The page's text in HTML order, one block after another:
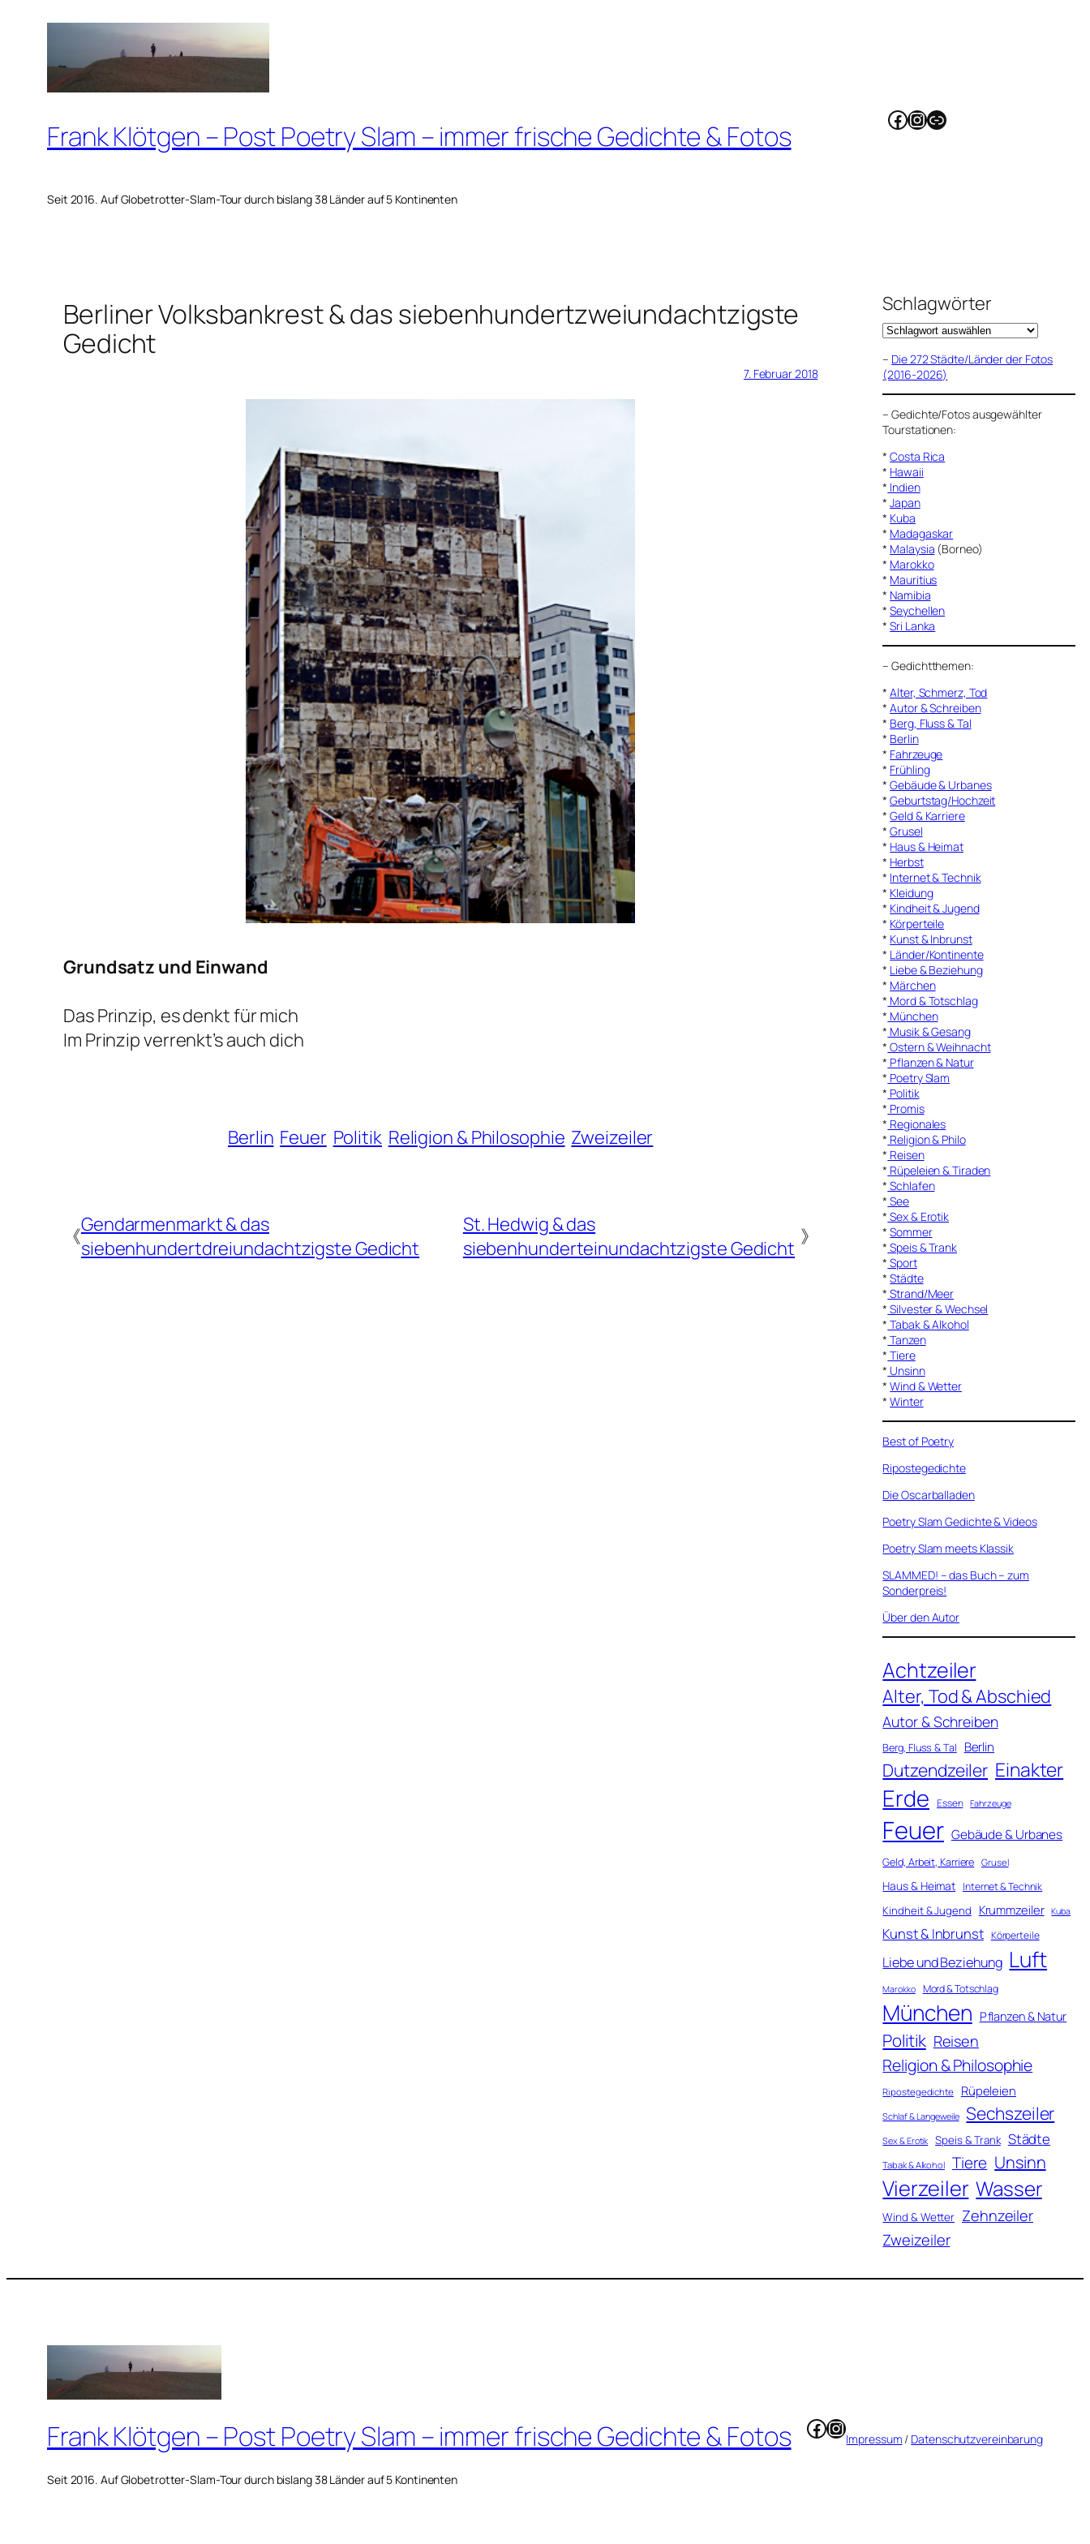
springen
Frank Klötgen – Post Poetry Slam – immer frische Gedichte & Fotos
Seit 2016. Auf Globetrotter-Slam-Tour durch bislang 38 Länder auf 5 Kontinenten
Facebook
Instagram
Link
Berliner Volksbankrest & das siebenhundertzweiundachtzigste
Gedicht
7. Februar 2018
Grundsatz und Einwand
Das Prinzip, es denkt für mich
Im Prinzip verrenkt’s auch dich
Berlin Feuer Politik Religion & Philosophie Zweizeiler
《Gendarmenmarkt & das
siebenhundertdreiundachtzigste Gedicht
St. Hedwig & das
siebenhunderteinundachtzigste Gedicht 》
Schlagwörter
– Die 272 Städte/Länder der Fotos
(2016-2026)
–Gedichte/Fotos ausgewählter
Tourstationen:
*Costa Rica
* Hawaii
* Indien
*Japan
* Kuba
* Madagaskar
* Malaysia (Borneo)
* Marokko
* Mauritius
* Namibia
*Seychellen
*Sri Lanka
–Gedichtthemen:
*Alter, Schmerz, Tod
*Autor & Schreiben
* Berg, Fluss & Tal
* Berlin
* Fahrzeuge
* Frühling
*Gebäude & Urbanes
*Geburtstag/Hochzeit
*Geld & Karriere
*Grusel
* Haus & Heimat
* Herbst
* Internet & Technik
* Kleidung
* Kindheit & Jugend
* Körperteile
* Kunst & Inbrunst
* Länder/Kontinente
* Liebe & Beziehung
* Märchen
* Mord & Totschlag
* München
* Musik & Gesang
* Ostern & Weihnacht
* Pflanzen & Natur
* Poetry Slam
* Politik
* Promis
* Regionales
* Religion & Philo
* Reisen
* Rüpeleien & Tiraden
* Schlafen
* See
* Sex & Erotik
*Sommer
* Speis & Trank
* Sport
*Städte
* Strand/Meer
* Silvester & Wechsel
* Tabak & Alkohol
* Tanzen
* Tiere
* Unsinn
*Wind & Wetter
*Winter
Best of Poetry
Ripostegedichte
Die Oscarballaden
Poetry Slam Gedichte & Videos
Poetry Slam meets Klassik
SLAMMED! – das Buch – zum
Sonderpreis!
Über den Autor
Achtzeiler
Alter, Tod & Abschied
Autor & Schreiben
Berg, Fluss & Tal Berlin
Dutzendzeiler Einakter
Erde Essen Fahrzeuge
Feuer Gebäude & Urbanes
Geld, Arbeit, Karriere Grusel
Haus & Heimat Internet & Technik
Kindheit & Jugend Krummzeiler Kuba
Kunst & Inbrunst Körperteile
Liebe und Beziehung Luft
Marokko Mord & Totschlag
München Pflanzen & Natur
Politik Reisen
Religion & Philosophie
Ripostegedichte Rüpeleien
Schlaf & Langeweile Sechszeiler
Sex & Erotik Speis & Trank Städte
Tabak & Alkohol Tiere Unsinn
Vierzeiler Wasser
Wind & Wetter Zehnzeiler
Zweizeiler
Frank Klötgen – Post Poetry Slam – immer frische Gedichte & Fotos
Seit 2016. Auf Globetrotter-Slam-Tour durch bislang 38 Länder auf 5 Kontinenten
Facebook
Instagram
Impressum / Datenschutzvereinbarung